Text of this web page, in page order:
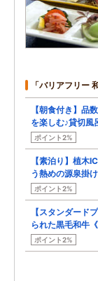
「バリアフリー
【朝食付き】品
を楽しむ♪貸切
ポイント2%
【素泊り】植木
う熱めの源泉掛
ポイント2%
【スタンダード
られた黒毛和牛
ポイント2%